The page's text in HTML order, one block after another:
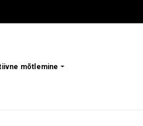
mõtlemine